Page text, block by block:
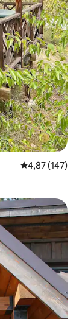
4,87 de uma
4,87 (147)